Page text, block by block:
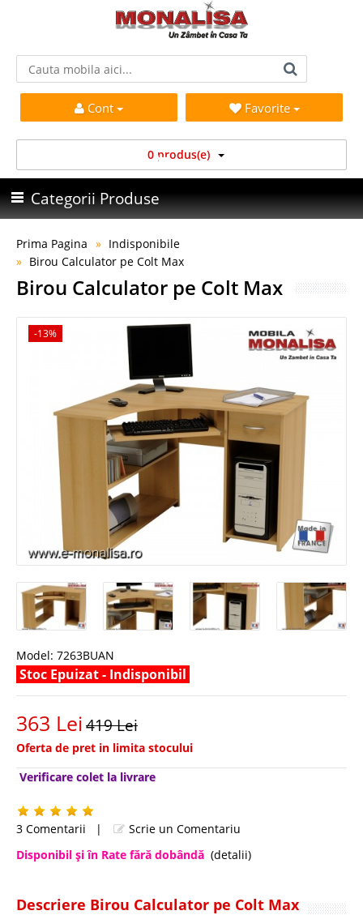
Cont Favorite
0 produs(e)
Categorii Produse
Prima Pagina
Indisponibile
Birou Calculator pe Colt Max
Birou Calculator pe Colt Max
-13%
Model: 7263BUAN
Stoc Epuizat - Indisponibil
363 Lei419 Lei
Oferta de pret in limita stocului
Verificare colet la livrare
3 Comentarii |
Scrie un Comentariu
Disponibil şi în Rate fără dobândă (detalii)
Descriere Birou Calculator pe Colt Max